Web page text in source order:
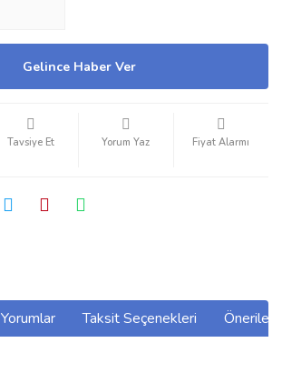
Gelince Haber Ver
Tavsiye Et Yorum Yaz Fiyat Alarmı
Yorumlar Taksit Seçenekleri